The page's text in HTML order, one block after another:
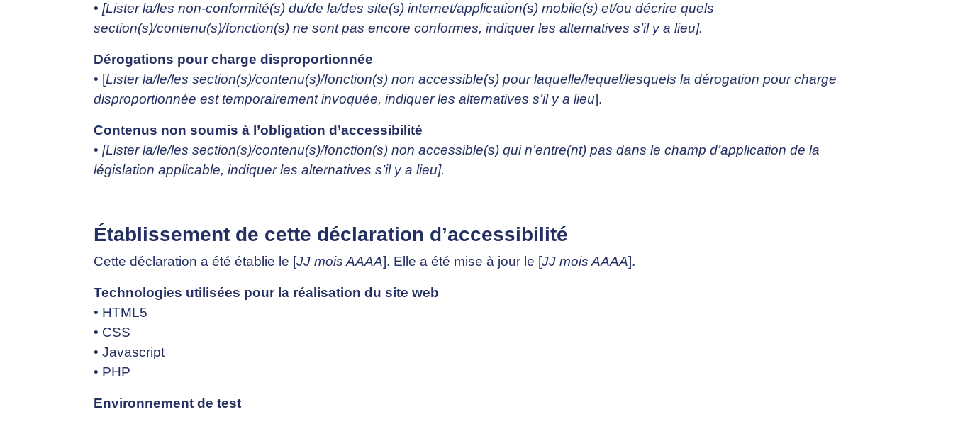
• [Lister la/les non-conformité(s) du/de la/des site(s) internet/application(s) mobile(s) et/ou décrire quels
section(s)/contenu(s)/fonction(s) ne sont pas encore conformes, indiquer les alternatives s’il y a lieu].
Dérogations pour charge disproportionnée
• [Lister la/le/les section(s)/contenu(s)/fonction(s) non accessible(s) pour laquelle/lequel/lesquels la dérogation pour charge
disproportionnée est temporairement invoquée, indiquer les alternatives s’il y a lieu].
Contenus non soumis à l’obligation d’accessibilité
• [Lister la/le/les section(s)/contenu(s)/fonction(s) non accessible(s) qui n’entre(nt) pas dans le champ d’application de la
législation applicable, indiquer les alternatives s’il y a lieu].
Établissement de cette déclaration d’accessibilité
Cette déclaration a été établie le [JJ mois AAAA]. Elle a été mise à jour le [JJ mois AAAA].
Technologies utilisées pour la réalisation du site web
• HTML5
• CSS
• Javascript
• PHP
Environnement de test